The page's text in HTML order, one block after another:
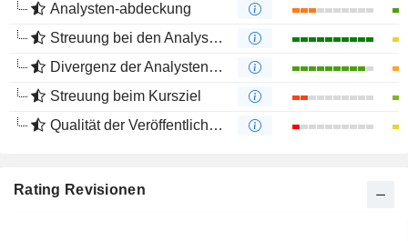
Analysten-abdeckung
Streuung bei den Analystenmeinungen
Divergenz der Analystenempfehlungen
Streuung beim Kursziel
Qualität der Veröffentlichungen
Rating Revisionen